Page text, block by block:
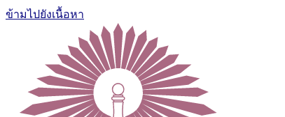
ข้ามไปยังเนื้อหา